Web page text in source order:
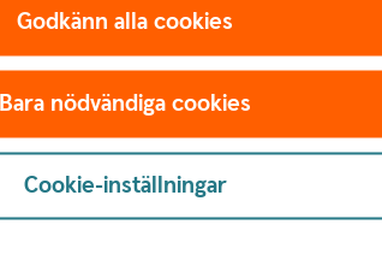
för Funktioner, prestanda och statistik.
Godkänn alla cookies
Bara nödvändiga cookies
Cookie-inställningar